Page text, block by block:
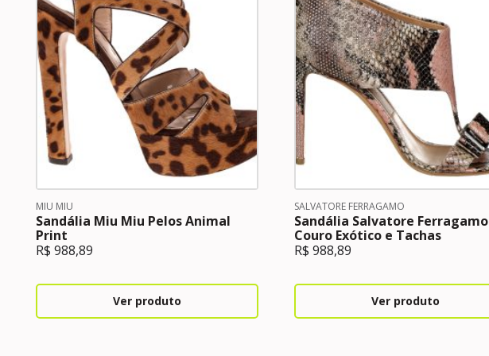
MIU MIU
Sandália Miu Miu Pelos Animal
Print
R$ 988,89
Ver produto
SALVATORE FERRAGAMO
Sandália Salvatore Ferragamo
Couro Exótico e Tachas
R$ 988,89
Ver produto